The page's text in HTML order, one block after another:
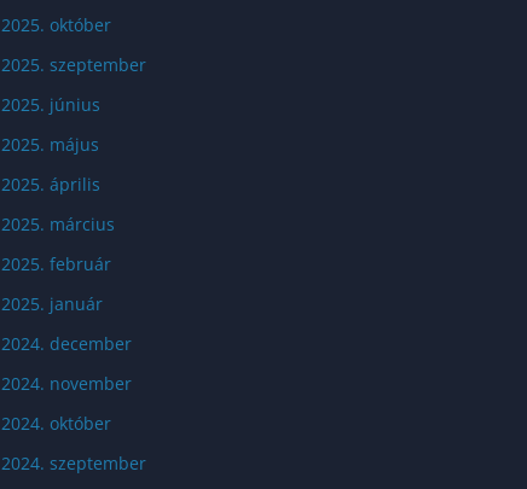
2025. október
2025. szeptember
2025. június
2025. május
2025. április
2025. március
2025. február
2025. január
2024. december
2024. november
2024. október
2024. szeptember